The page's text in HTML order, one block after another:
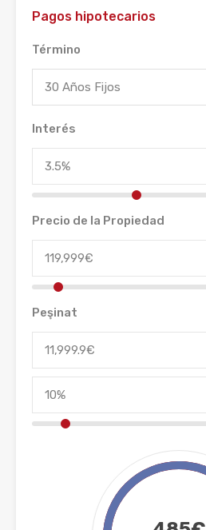
Pagos hipotecarios
Término
30 Años Fijos
Interés
Precio de la Propiedad
Peşinat